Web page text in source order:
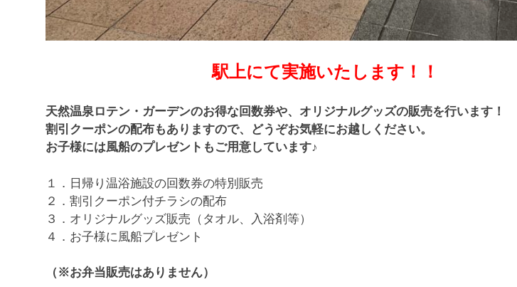
駅上にて実施いたします！！
天然温泉ロテン・ガーデンのお得な回数券や、オリジナルグッズの販売を行います！
割引クーポンの配布もありますので、どうぞお気軽にお越しください。
お子様には風船のプレゼントもご用意しています♪
１．日帰り温浴施設の回数券の特別販売
２．割引クーポン付チラシの配布
３．オリジナルグッズ販売（タオル、入浴剤等）
４．お子様に風船プレゼント
（※お弁当販売はありません）